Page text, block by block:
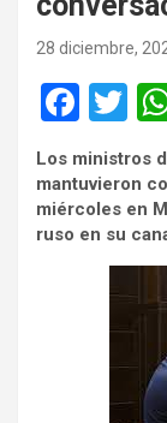
28 diciembre,
F
a
ce
b
T
wi
tt
er
Los ministros
mantuvieron
miércoles en
ruso en su